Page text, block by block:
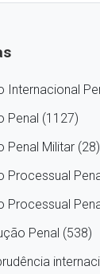
Internacional
Penal (1127)
Penal Militar (28)
Processual
Processual
Penal (538)